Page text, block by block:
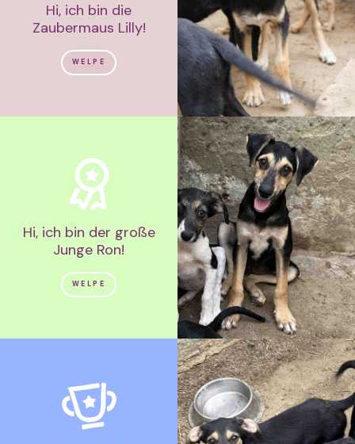
Hi, ich bin die
Zaubermaus Lilly!
WELPE
Hi, ich bin der große
Junge Ron!
WELPE